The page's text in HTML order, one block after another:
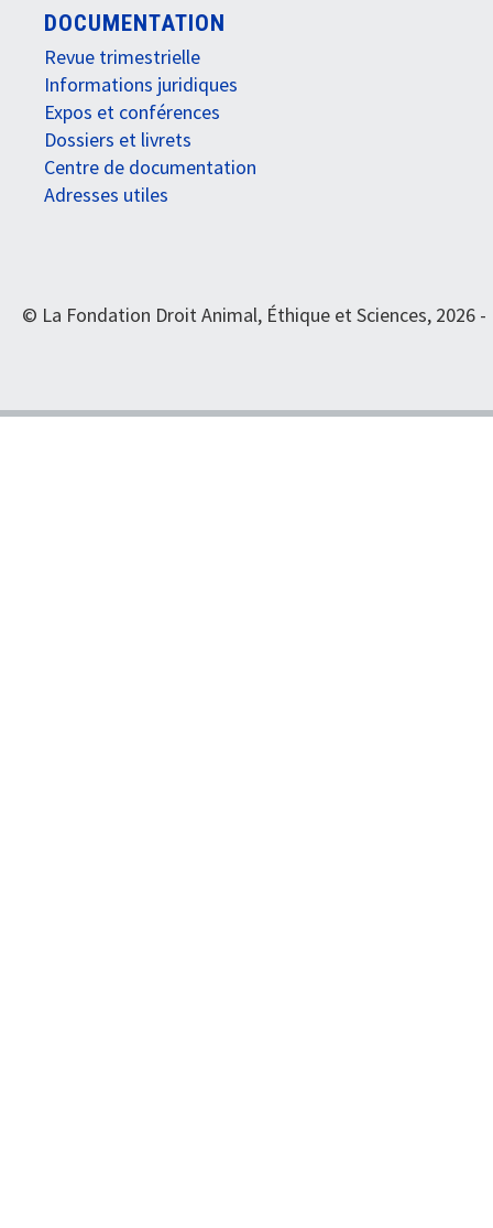
DOCUMENTATION
Revue trimestrielle
Informations juridiques
Expos et conférences
Dossiers et livrets
Centre de documentation
Adresses utiles
© La Fondation Droit Animal, Éthique et Sciences, 2026 -